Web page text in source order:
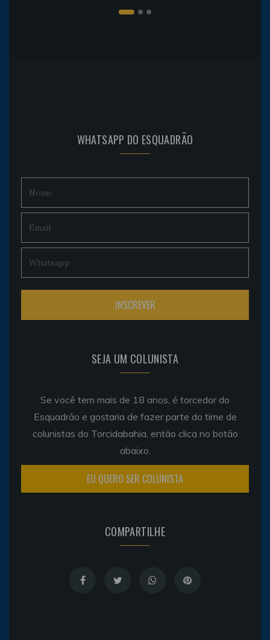
WHATSAPP DO ESQUADRÃO
SEJA UM COLUNISTA
Se você tem mais de 18 anos, é torcedor do
Esquadrão e gostaria de fazer parte do time de
colunistas do Torcidabahia, então clica no botão
abaixo.
EU QUERO SER COLUNISTA
COMPARTILHE